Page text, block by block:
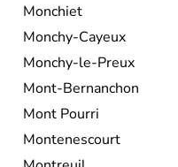
Monchiet
Monchy-Cayeux
Monchy-le-Preux
Mont-Bernanchon
Mont Pourri
Montenescourt